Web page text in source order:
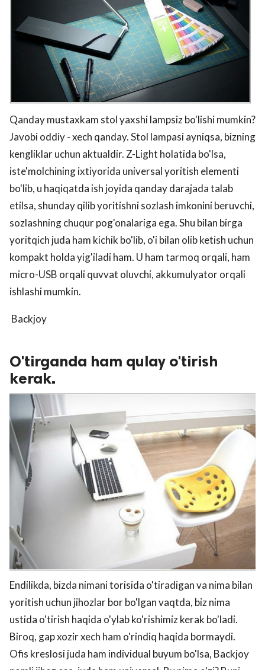
Qanday mustaxkam stol yaxshi lampsiz bo'lishi mumkin?
Javobi oddiy - xech qanday. Stol lampasi ayniqsa, bizning
kengliklar uchun aktualdir. Z-Light holatida bo'lsa,
iste'molchining ixtiyorida universal yoritish elementi
bo'lib, u haqiqatda ish joyida qanday darajada talab
etilsa, shunday qilib yoritishni sozlash imkonini beruvchi,
sozlashning chuqur pog'onalariga ega. Shu bilan birga
yoritqich juda ham kichik bo'lib, o'i bilan olib ketish uchun
kompakt holda yig'iladi ham. U ham tarmoq orqali, ham
micro-USB orqali quvvat oluvchi, akkumulyator orqali
ishlashi mumkin.
Backjoy
O'tirganda ham qulay o'tirish
kerak.
Endilikda, bizda nimani torisida o'tiradigan va nima bilan
yoritish uchun jihozlar bor bo'lgan vaqtda, biz nima
ustida o'tirish haqida o'ylab ko'rishimiz kerak bo'ladi.
Biroq, gap xozir xech ham o'rindiq haqida bormaydi.
Ofis kreslosi juda ham individual buyum bo'lsa, Backjoy